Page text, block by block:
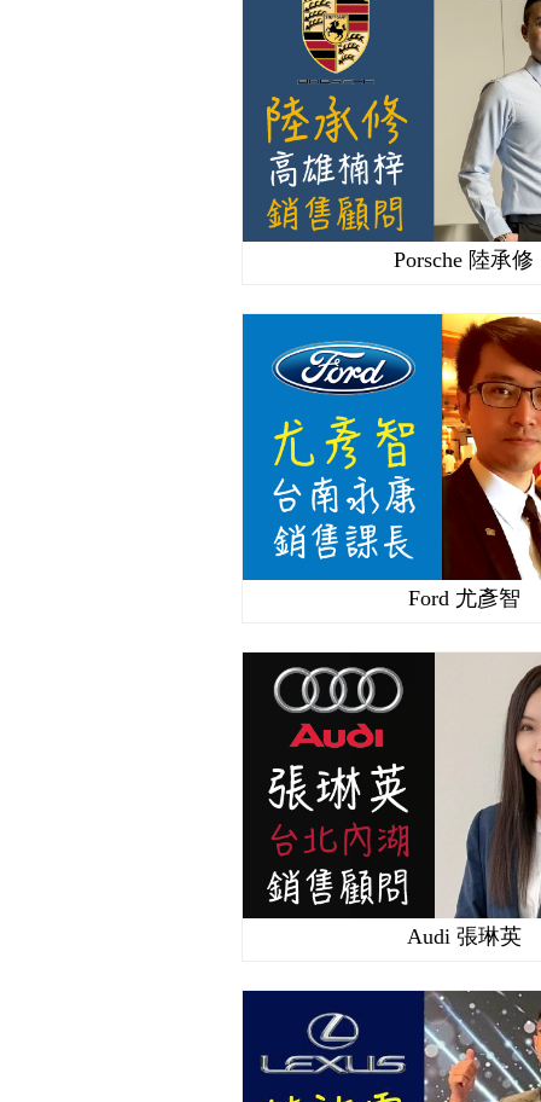
Porsche 陸承修
Ford 尤彥智
Audi 張琳英